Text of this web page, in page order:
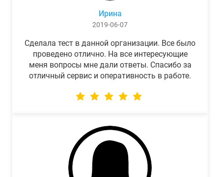
Ирина
2019-06-07
Сделала тест в данной организации. Все было
проведено отлично. На все интересующие
меня вопросы мне дали ответы. Спасибо за
отличный сервис и оперативность в работе.